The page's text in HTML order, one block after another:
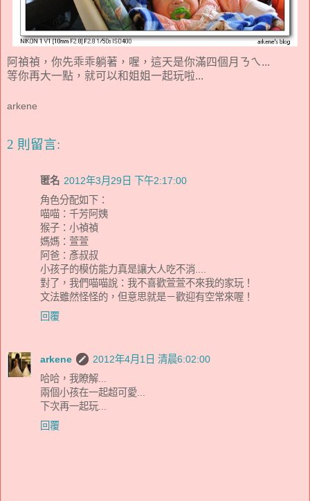
阿禎禎，你先乖乖躺著，喔，這天是你滿四個月ㄋㄟ...
等你再大一點，就可以和姐姐一起玩啦...
arkene
2 則留言:
匿名 2012年3月29日 下午2:17:00
角色分配如下：
喵喵：千芳阿姨
猴子：小禎禎
媽媽：萱萱
阿爸：彥叔叔
小孩子的模仿能力真是讓大人吃不消....
對了，我們喵喵說：我不喜歡萱萱不來我的家玩！
文法雖然怪怪的，但意思就是－歡迎有空常來喔！
回覆
arkene
2012年4月1日 清晨6:02:00
哈哈，我瞭解...
兩個小孩在一起超可愛...
下次再一起玩...
回覆